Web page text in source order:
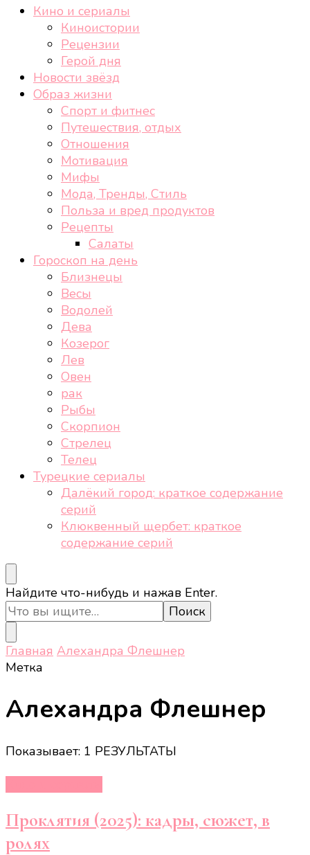
cheek-look.ru
Женский сайт о звездах и кино, а также трендах,
здоровом образе жизни, спорте, стиле, отдыхе и
Кино и сериалы
Киноистории
Рецензии
Герой дня
Новости звёзд
Образ жизни
Спорт и фитнес
Путешествия, отдых
Отношения
Мотивация
Мифы
Мода, Тренды, Стиль
Польза и вред продуктов
Рецепты
Салаты
Гороскоп на день
Близнецы
Весы
Водолей
Дева
Козерог
Лев
Овен
рак
Рыбы
Скорпион
Стрелец
Телец
Турецкие сериалы
Далёкий город: краткое содержание
серий
Клюквенный щербет: краткое
содержание серий
Ищите
что-
то?
Найдите что-нибудь и нажав Enter.
Главная Алехандра Флешнер
Метка
Алехандра Флешнер
Показывает: 1 РЕЗУЛЬТАТЫ
Проклятия (2025): кадры, сюжет, в
ролях